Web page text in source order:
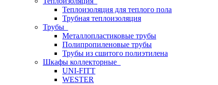
Теплоизоляция для теплого пола
Трубная теплоизоляция
Трубы
Металлопластиковые трубы
Полипропиленовые трубы
Трубы из сшитого полиэтилена
Шкафы коллекторные
UNI-FITT
WESTER